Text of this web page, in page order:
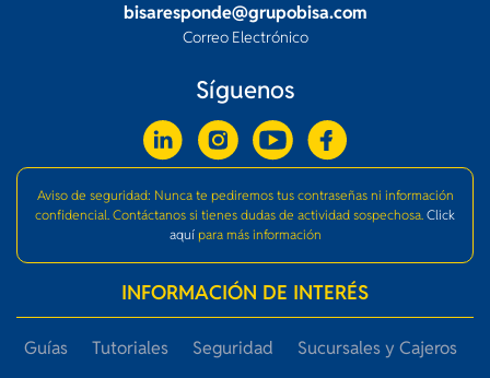
INFORMACIÓN DE INTERÉS
Guías Tutoriales Seguridad
Sucursales y Cajeros
bisaresponde@grupobisa.com
Correo Electrónico
Aviso de seguridad: Nunca te pediremos tus contraseñas ni información
confidencial. Contáctanos si tienes dudas de actividad sospechosa. Click
aquípara más información
Síguenos